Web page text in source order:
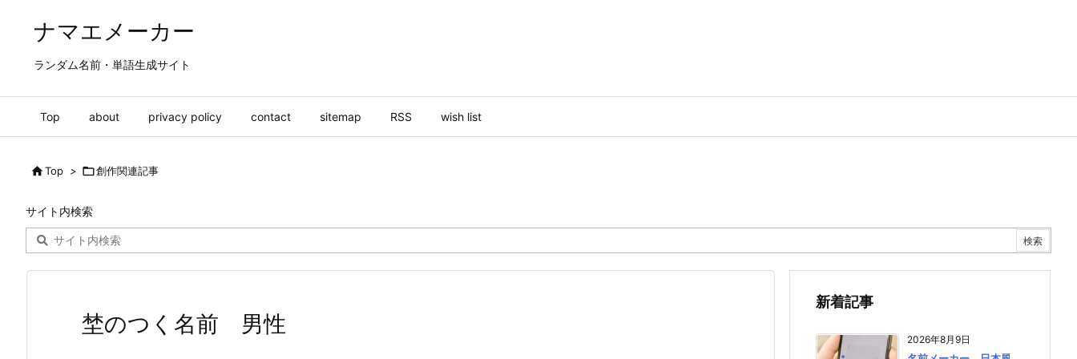
ナマエメーカー
ランダム名前・単語生成サイト
Top about privacy policy contact sitemap RSS wish list
Top > 創作関連記事
サイト内検索
埜のつく名前 男性
新着記事
2026年8月9日